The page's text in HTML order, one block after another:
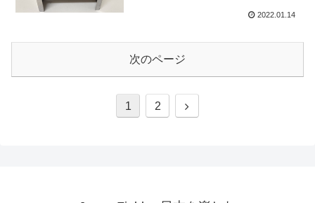
2022.01.14
次のページ
1 2